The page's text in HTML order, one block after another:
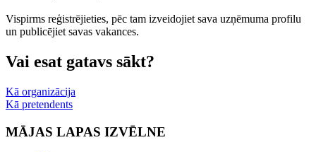
Vispirms reģistrējieties, pēc tam izveidojiet sava uzņēmuma profilu
un publicējiet savas vakances.
Vai esat gatavs sākt?
Kā organizācija
Kā pretendents
MĀJAS LAPAS IZVĒLNE